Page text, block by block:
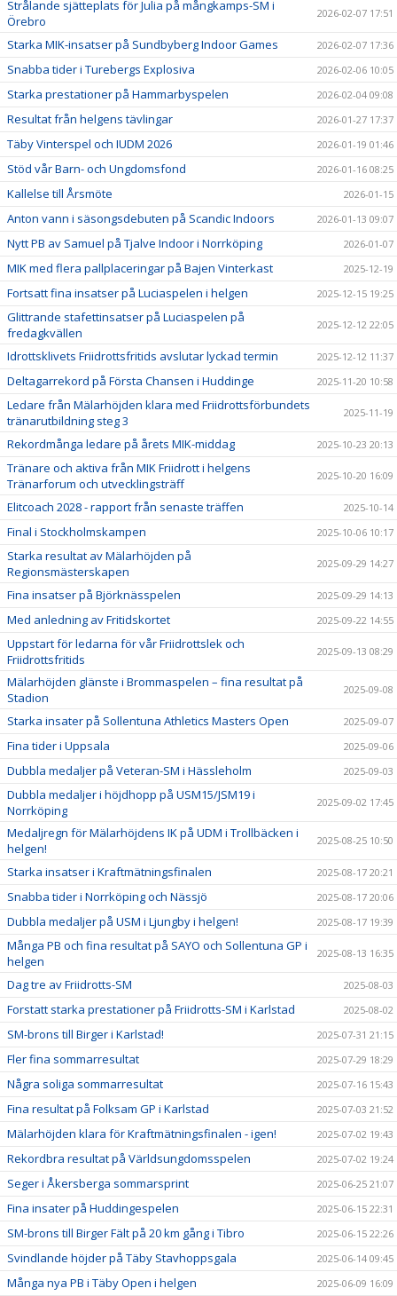
Strålande sjätteplats för Julia på mångkamps-SM i
Örebro
2026-02-07 17:51
Starka MIK-insatser på Sundbyberg Indoor Games 2026-02-07 17:36
Snabba tider i Turebergs Explosiva 2026-02-06 10:05
Starka prestationer på Hammarbyspelen 2026-02-04 09:08
Resultat från helgens tävlingar 2026-01-27 17:37
Täby Vinterspel och IUDM 2026 2026-01-19 01:46
Stöd vår Barn- och Ungdomsfond 2026-01-16 08:25
Kallelse till Årsmöte 2026-01-15
Anton vann i säsongsdebuten på Scandic Indoors 2026-01-13 09:07
Nytt PB av Samuel på Tjalve Indoor i Norrköping 2026-01-07
MIK med flera pallplaceringar på Bajen Vinterkast 2025-12-19
Fortsatt fina insatser på Luciaspelen i helgen 2025-12-15 19:25
Glittrande stafettinsatser på Luciaspelen på
fredagkvällen
2025-12-12 22:05
Idrottsklivets Friidrottsfritids avslutar lyckad termin 2025-12-12 11:37
Deltagarrekord på Första Chansen i Huddinge 2025-11-20 10:58
Ledare från Mälarhöjden klara med Friidrottsförbundets
tränarutbildning steg 3
2025-11-19
Rekordmånga ledare på årets MIK-middag 2025-10-23 20:13
Tränare och aktiva från MIK Friidrott i helgens
Tränarforum och utvecklingsträff
2025-10-20 16:09
Elitcoach 2028 - rapport från senaste träffen 2025-10-14
Final i Stockholmskampen 2025-10-06 10:17
Starka resultat av Mälarhöjden på
Regionsmästerskapen
2025-09-29 14:27
Fina insatser på Björknässpelen 2025-09-29 14:13
Med anledning av Fritidskortet 2025-09-22 14:55
Uppstart för ledarna för vår Friidrottslek och
Friidrottsfritids
2025-09-13 08:29
Mälarhöjden glänste i Brommaspelen – fina resultat på
Stadion
2025-09-08
Starka insater på Sollentuna Athletics Masters Open 2025-09-07
Fina tider i Uppsala 2025-09-06
Dubbla medaljer på Veteran-SM i Hässleholm 2025-09-03
Dubbla medaljer i höjdhopp på USM15/JSM19 i
Norrköping
2025-09-02 17:45
Medaljregn för Mälarhöjdens IK på UDM i Trollbäcken i
helgen!
2025-08-25 10:50
Starka insatser i Kraftmätningsfinalen 2025-08-17 20:21
Snabba tider i Norrköping och Nässjö 2025-08-17 20:06
Dubbla medaljer på USM i Ljungby i helgen! 2025-08-17 19:39
Många PB och fina resultat på SAYO och Sollentuna GP i
helgen
2025-08-13 16:35
Dag tre av Friidrotts-SM 2025-08-03
Forstatt starka prestationer på Friidrotts-SM i Karlstad 2025-08-02
SM-brons till Birger i Karlstad! 2025-07-31 21:15
Fler fina sommarresultat 2025-07-29 18:29
Några soliga sommarresultat 2025-07-16 15:43
Fina resultat på Folksam GP i Karlstad 2025-07-03 21:52
Mälarhöjden klara för Kraftmätningsfinalen - igen! 2025-07-02 19:43
Rekordbra resultat på Världsungdomsspelen 2025-07-02 19:24
Seger i Åkersberga sommarsprint 2025-06-25 21:07
Fina insater på Huddingespelen 2025-06-15 22:31
SM-brons till Birger Fält på 20 km gång i Tibro 2025-06-15 22:26
Svindlande höjder på Täby Stavhoppsgala 2025-06-14 09:45
Många nya PB i Täby Open i helgen 2025-06-09 16:09